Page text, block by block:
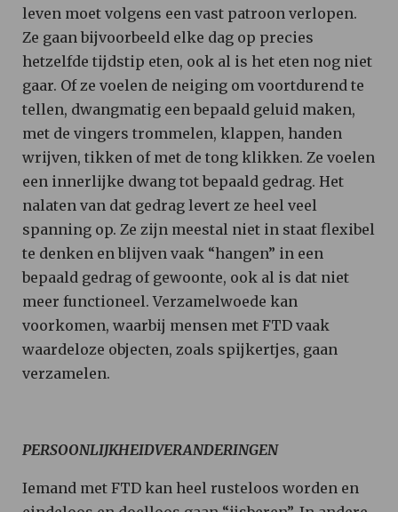
leven moet volgens een vast patroon verlopen.
Ze gaan bijvoorbeeld elke dag op precies
hetzelfde tijdstip eten, ook al is het eten nog niet
gaar. Of ze voelen de neiging om voortdurend te
tellen, dwangmatig een bepaald geluid maken,
met de vingers trommelen, klappen, handen
wrijven, tikken of met de tong klikken. Ze voelen
een innerlijke dwang tot bepaald gedrag. Het
nalaten van dat gedrag levert ze heel veel
spanning op. Ze zijn meestal niet in staat flexibel
te denken en blijven vaak “hangen” in een
bepaald gedrag of gewoonte, ook al is dat niet
meer functioneel. Verzamelwoede kan
voorkomen, waarbij mensen met FTD vaak
waardeloze objecten, zoals spijkertjes, gaan
verzamelen.
PERSOONLIJKHEIDVERANDERINGEN
Iemand met FTD kan heel rusteloos worden en